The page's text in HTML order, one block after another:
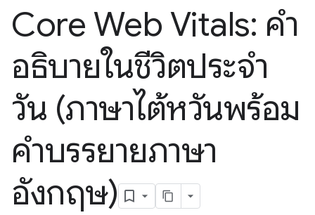
Core Web Vitals: คำ
อธิบายในชีวิตประจำ
วัน (ภาษาไต้หวันพร้อม
คำบรรยายภาษา
อังกฤษ)